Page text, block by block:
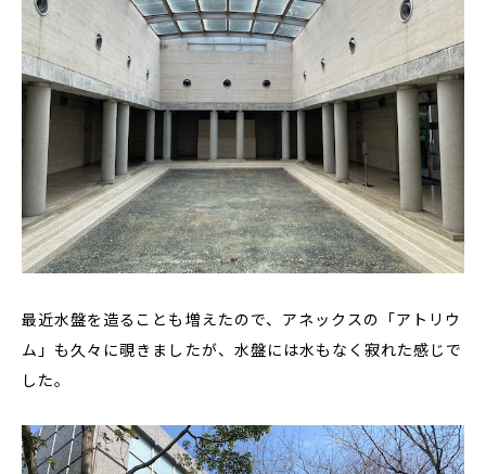
最近水盤を造ることも増えたので、アネックスの「アトリウ
ム」も久々に覗きましたが、水盤には水もなく寂れた感じで
した。